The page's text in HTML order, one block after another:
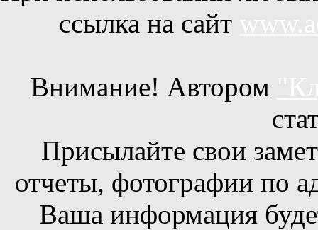
ссылка на сайт
Внимание! Автором
Присылайте свои
отчеты, фотографии по
Ваша информация